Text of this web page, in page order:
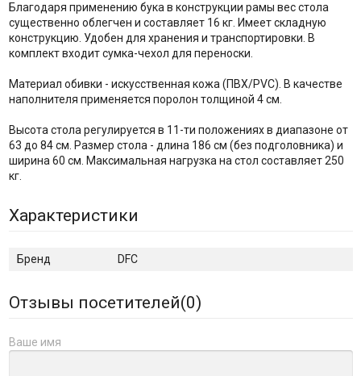
Благодаря применению бука в конструкции рамы вес стола
существенно облегчен и составляет 16 кг. Имеет складную
конструкцию. Удобен для хранения и транспортировки. В
комплект входит сумка-чехол для переноски.
Материал обивки - искусственная кожа (ПВХ/PVC). В качестве
наполнителя применяется поролон толщиной 4 см.
Высота стола регулируется в 11-ти положениях в диапазоне от
63 до 84 см. Размер стола - длина 186 см (без подголовника) и
ширина 60 см. Максимальная нагрузка на стол составляет 250
кг.
Характеристики
Бренд DFC
Отзывы посетителей(0)
Ваше имя